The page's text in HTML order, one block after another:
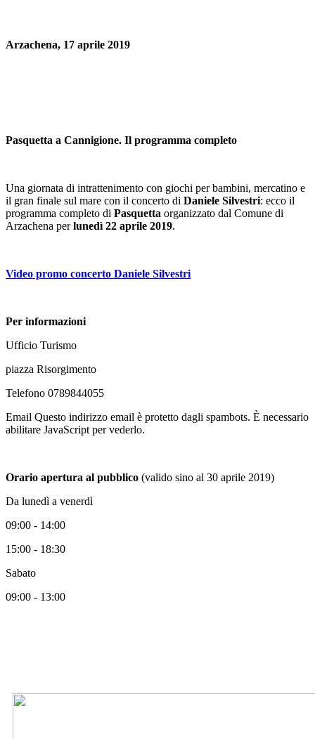
Arzachena, 17 aprile 2019
Pasquetta a Cannigione. Il programma completo
Una giornata di intrattenimento con giochi per bambini, mercatino e
il gran finale sul mare con il concerto di Daniele Silvestri: ecco il
programma completo di Pasquetta organizzato dal Comune di
Arzachena perlunedì 22 aprile 2019.
Video promo concerto Daniele Silvestri
Per informazioni
Ufficio Turismo
piazza Risorgimento
Telefono 0789844055
Email Questo indirizzo email è protetto dagli spambots. È necessario
abilitare JavaScript per vederlo.
Orario apertura al pubblico (valido sino al 30 aprile 2019)
Da lunedì a venerdì
09:00 - 14:00
15:00 - 18:30
Sabato
09:00 - 13:00